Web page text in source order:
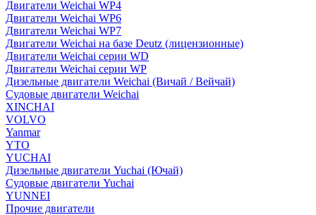
Двигатели Weichai WP4
Двигатели Weichai WP6
Двигатели Weichai WP7
Двигатели Weichai на базе Deutz (лицензионные)
Двигатели Weichai серии WD
Двигатели Weichai серии WP
Дизельные двигатели Weichai (Вичай / Вейчай)
Судовые двигатели Weichai
XINCHAI
VOLVO
Yanmar
YTO
YUCHAI
Дизельные двигатели Yuchai (Ючай)
Судовые двигатели Yuchai
YUNNEI
Прочие двигатели